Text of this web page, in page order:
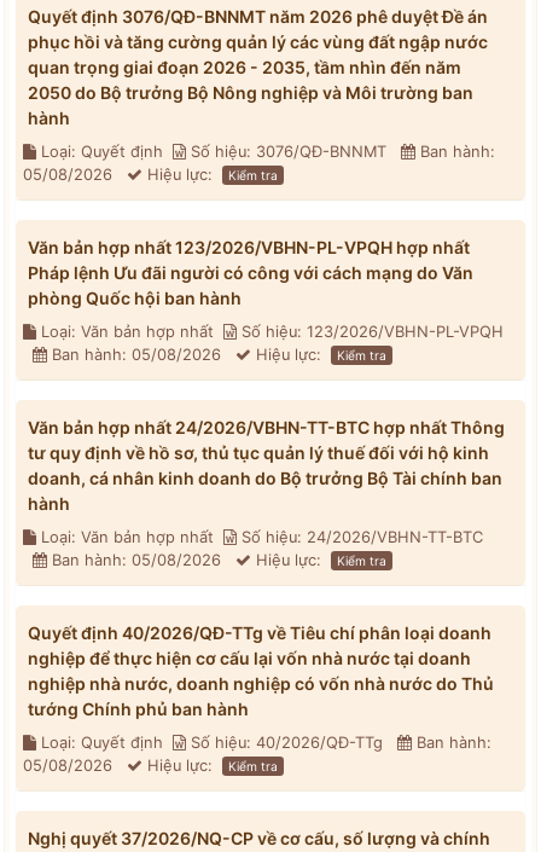
Quyết định 3076/QĐ-BNNMT năm 2026 phê duyệt Đề án
phục hồi và tăng cường quản lý các vùng đất ngập nước
quan trọng giai đoạn 2026 - 2035, tầm nhìn đến năm
2050 do Bộ trưởng Bộ Nông nghiệp và Môi trường ban
hành
Loại: Quyết định Số hiệu: 3076/QĐ-BNNMT
Ban hành:
05/08/2026
Hiệu lực: Kiểm tra
Văn bản hợp nhất 123/2026/VBHN-PL-VPQH hợp nhất
Pháp lệnh Ưu đãi người có công với cách mạng do Văn
phòng Quốc hội ban hành
Loại: Văn bản hợp nhất
Số hiệu: 123/2026/VBHN-PL-VPQH
Ban hành: 05/08/2026
Hiệu lực: Kiểm tra
Văn bản hợp nhất 24/2026/VBHN-TT-BTC hợp nhất Thông
tư quy định về hồ sơ, thủ tục quản lý thuế đối với hộ kinh
doanh, cá nhân kinh doanh do Bộ trưởng Bộ Tài chính ban
hành
Loại: Văn bản hợp nhất
Số hiệu: 24/2026/VBHN-TT-BTC
Ban hành: 05/08/2026
Hiệu lực: Kiểm tra
Quyết định 40/2026/QĐ-TTg về Tiêu chí phân loại doanh
nghiệp để thực hiện cơ cấu lại vốn nhà nước tại doanh
nghiệp nhà nước, doanh nghiệp có vốn nhà nước do Thủ
tướng Chính phủ ban hành
Loại: Quyết định Số hiệu: 40/2026/QĐ-TTg
Ban hành:
05/08/2026
Hiệu lực: Kiểm tra
Nghị quyết 37/2026/NQ-CP về cơ cấu, số lượng và chính